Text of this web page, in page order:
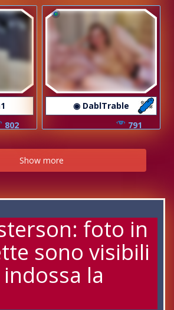
802
◉ DablTrable
791
Show more
foto in
sono visibili
la